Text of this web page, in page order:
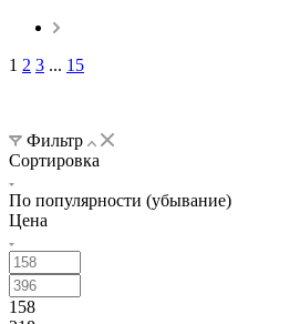
1 2 3 ... 15
Фильтр
Сортировка
По популярности (убывание)
Цена
158